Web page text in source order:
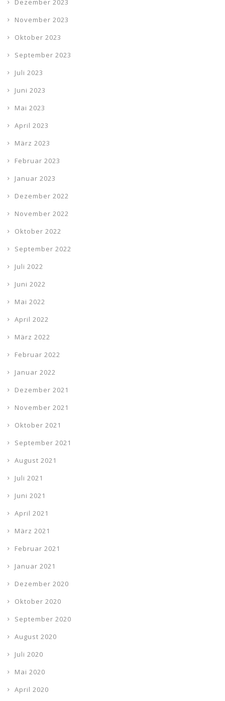
Dezember 2023
November 2023
Oktober 2023
September 2023
Juli 2023
Juni 2023
Mai 2023
April 2023
März 2023
Februar 2023
Januar 2023
Dezember 2022
November 2022
Oktober 2022
September 2022
Juli 2022
Juni 2022
Mai 2022
April 2022
März 2022
Februar 2022
Januar 2022
Dezember 2021
November 2021
Oktober 2021
September 2021
August 2021
Juli 2021
Juni 2021
April 2021
März 2021
Februar 2021
Januar 2021
Dezember 2020
Oktober 2020
September 2020
August 2020
Juli 2020
Mai 2020
April 2020